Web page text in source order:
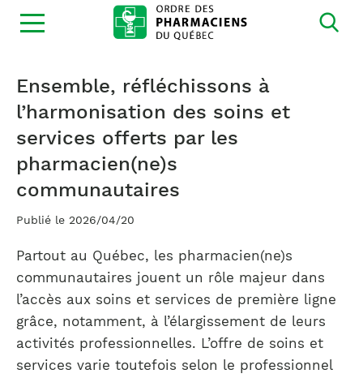
Ouvrir
la
Ensemble, réfléchissons à
l’harmonisation des soins et
services offerts par les
pharmacien(ne)s
communautaires
Publié le 2026/04/20
Partout au Québec, les pharmacien(ne)s
communautaires jouent un rôle majeur dans
l’accès aux soins et services de première ligne
grâce, notamment, à l’élargissement de leurs
activités professionnelles. L’offre de soins et
services varie toutefois selon le professionnel